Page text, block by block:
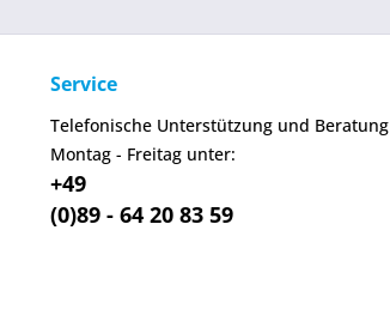
Service
Telefonische Unterstützung und Beratung
Montag - Freitag unter:
+49
(0)89 - 64 20 83 59